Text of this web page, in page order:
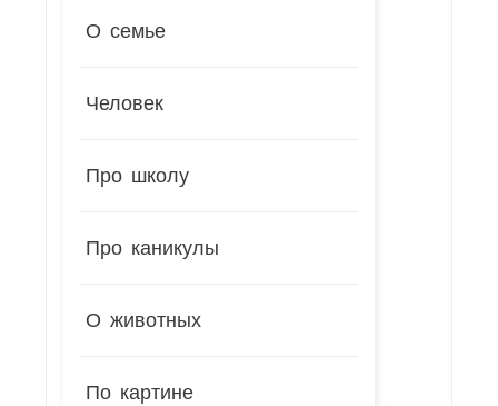
О семье
Человек
Про школу
Про каникулы
О животных
По картине